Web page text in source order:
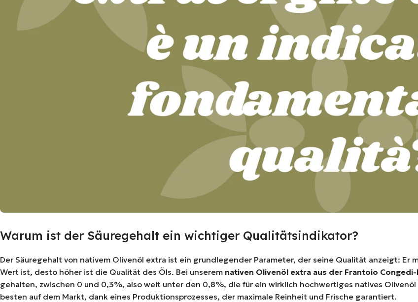
Warum ist der Säuregehalt ein wichtiger Qualitätsindikator?
Der Säuregehalt von nativem Olivenöl extra ist ein grundlegender Parameter, der seine Qualität anzeigt:
Wert ist, desto höher ist die Qualität des Öls. Bei unserem nativen Olivenöl extra aus der Frantoio
gehalten, zwischen 0 und 0,3%, also weit unter den 0,8%, die für ein wirklich hochwertiges natives
besten auf dem Markt, dank eines Produktionsprozesses, der maximale Reinheit und Frische garantiert.